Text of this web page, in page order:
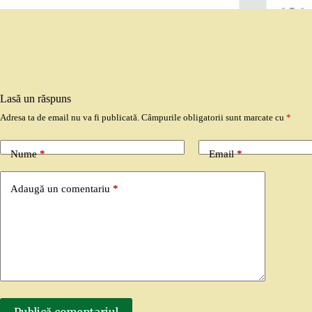
Lasă un răspuns
Adresa ta de email nu va fi publicată. Câmpurile obligatorii sunt marcate cu *
Nume* Email*
Adaugă un comentariu *